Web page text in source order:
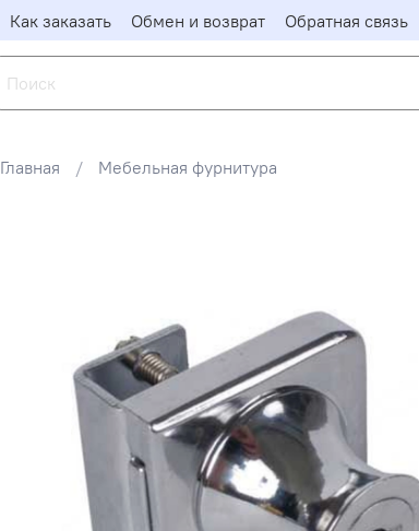
Как заказать Обмен и возврат Обратная связь
Главная Мебельная фурнитура